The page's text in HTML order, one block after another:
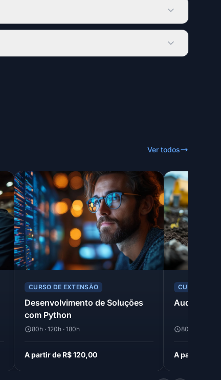
Ver todos
CURSO DE EXTENSÃO
Desenvolvimento de Soluções
com Python
80h · 120h · 180h
A partir de R$ 120,00
CURSO DE
Auditoria e
80h · 120h ·
A partir de